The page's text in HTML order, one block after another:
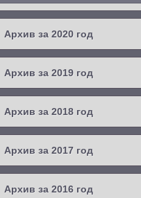
Архив за 2020 год
2020 / #4
2020 / #3
2020 / #1
Архив за 2019 год
2019 / #4
2019 / #3
2019 / #1
Архив за 2018 год
2018 / #4
2018 / #3
Архив за 2017 год
2017 / #4
Архив за 2016 год